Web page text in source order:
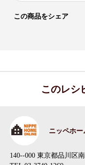
この商品をシェア
このレシ
ニッペホ
140--000 東京都品川区